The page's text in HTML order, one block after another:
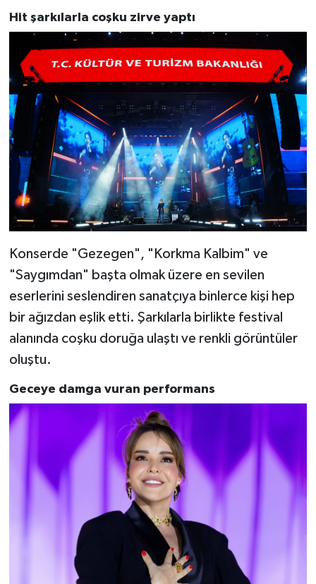
Hit şarkılarla coşku zirve yaptı
Konserde "Gezegen", "Korkma Kalbim" ve
"Saygımdan" başta olmak üzere en sevilen
eserlerini seslendiren sanatçıya binlerce kişi hep
bir ağızdan eşlik etti. Şarkılarla birlikte festival
alanında coşku doruğa ulaştı ve renkli görüntüler
oluştu.
Geceye damga vuran performans